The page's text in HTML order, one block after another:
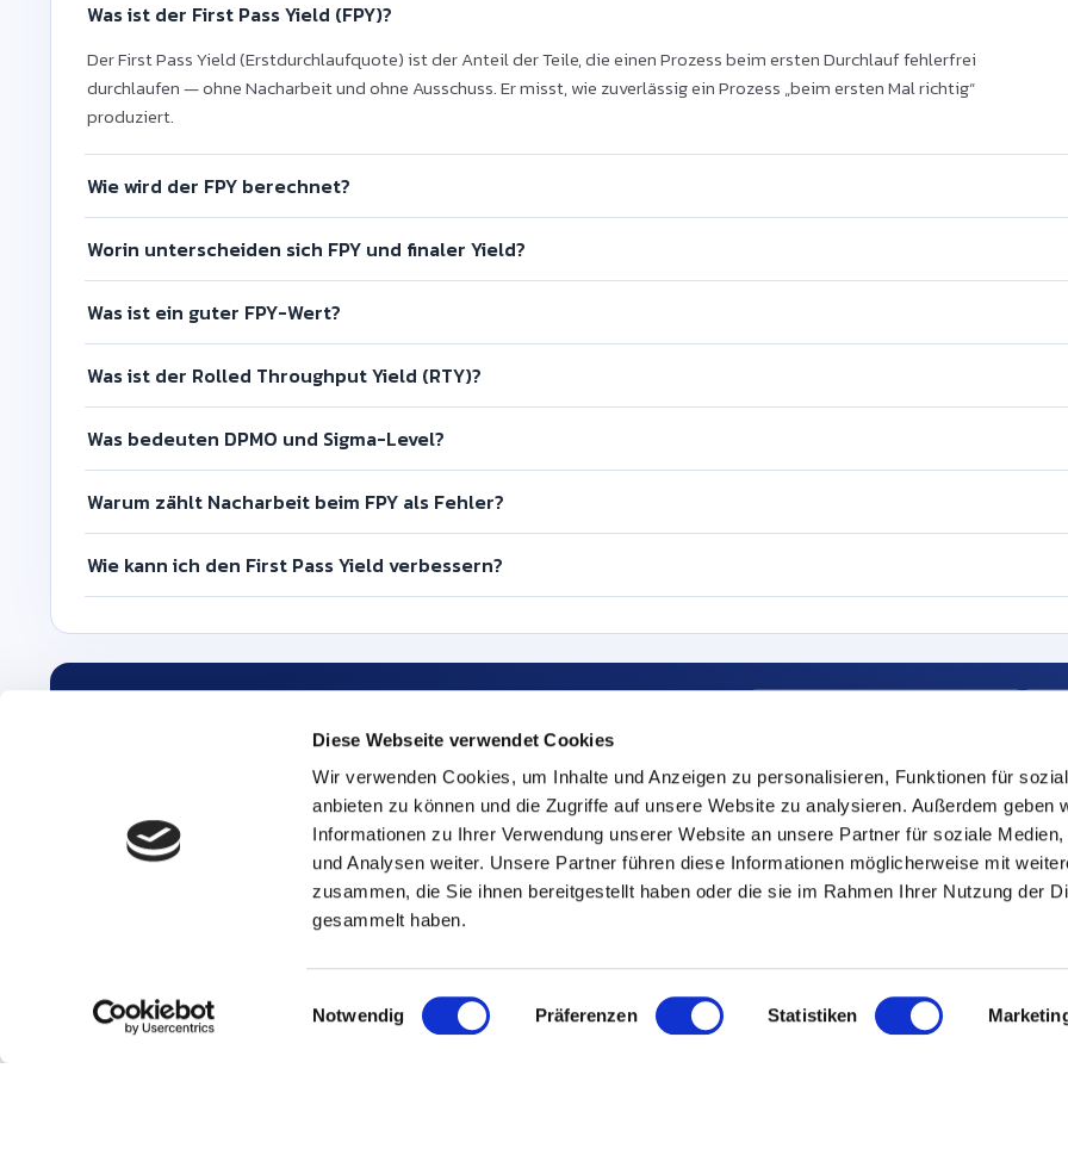
Diese Webseite verwendet Cookies
Wir verwenden Cookies, um Inhalte und Anzeigen zu personalisieren, Funktionen für
anbieten zu können und die Zugriffe auf unsere Website zu analysieren. Außerdem geben
Informationen zu Ihrer Verwendung unserer Website an unsere Partner für soziale Medien,
und Analysen weiter. Unsere Partner führen diese Informationen möglicherweise mit
zusammen, die Sie ihnen bereitgestellt haben oder die sie im Rahmen Ihrer Nutzung der
gesammelt haben.
i
Notwendig Präferenzen Statistiken
Was ist der First Pass Yield (FPY)?
Der First Pass Yield (Erstdurchlaufquote) ist der Anteil der Teile, die einen Prozess beim ersten Durchlauf fehlerfrei
durchlaufen — ohne Nacharbeit und ohne Ausschuss. Er misst, wie zuverlässig ein Prozess „beim ersten Mal richtig“
produziert.
Wie wird der FPY berechnet?
Worin unterscheiden sich FPY und finaler Yield?
Was ist ein guter FPY-Wert?
Was ist der Rolled Throughput Yield (RTY)?
Was bedeuten DPMO und Sigma-Level?
Warum zählt Nacharbeit beim FPY als Fehler?
Wie kann ich den First Pass Yield verbessern?
Link kopieren, als PDF speichern oder direkt eine Live-Demo anfordern.
Ein kostenloses Tool von SYMESTIC – Manufacturing Execution System aus der